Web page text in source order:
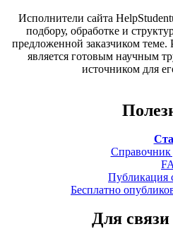
Исполнители сайта
подбору, обработке и
предложенной заказчиком теме.
является готовым научным
источником для
Справочник
Публикация
Бесплатно
Для